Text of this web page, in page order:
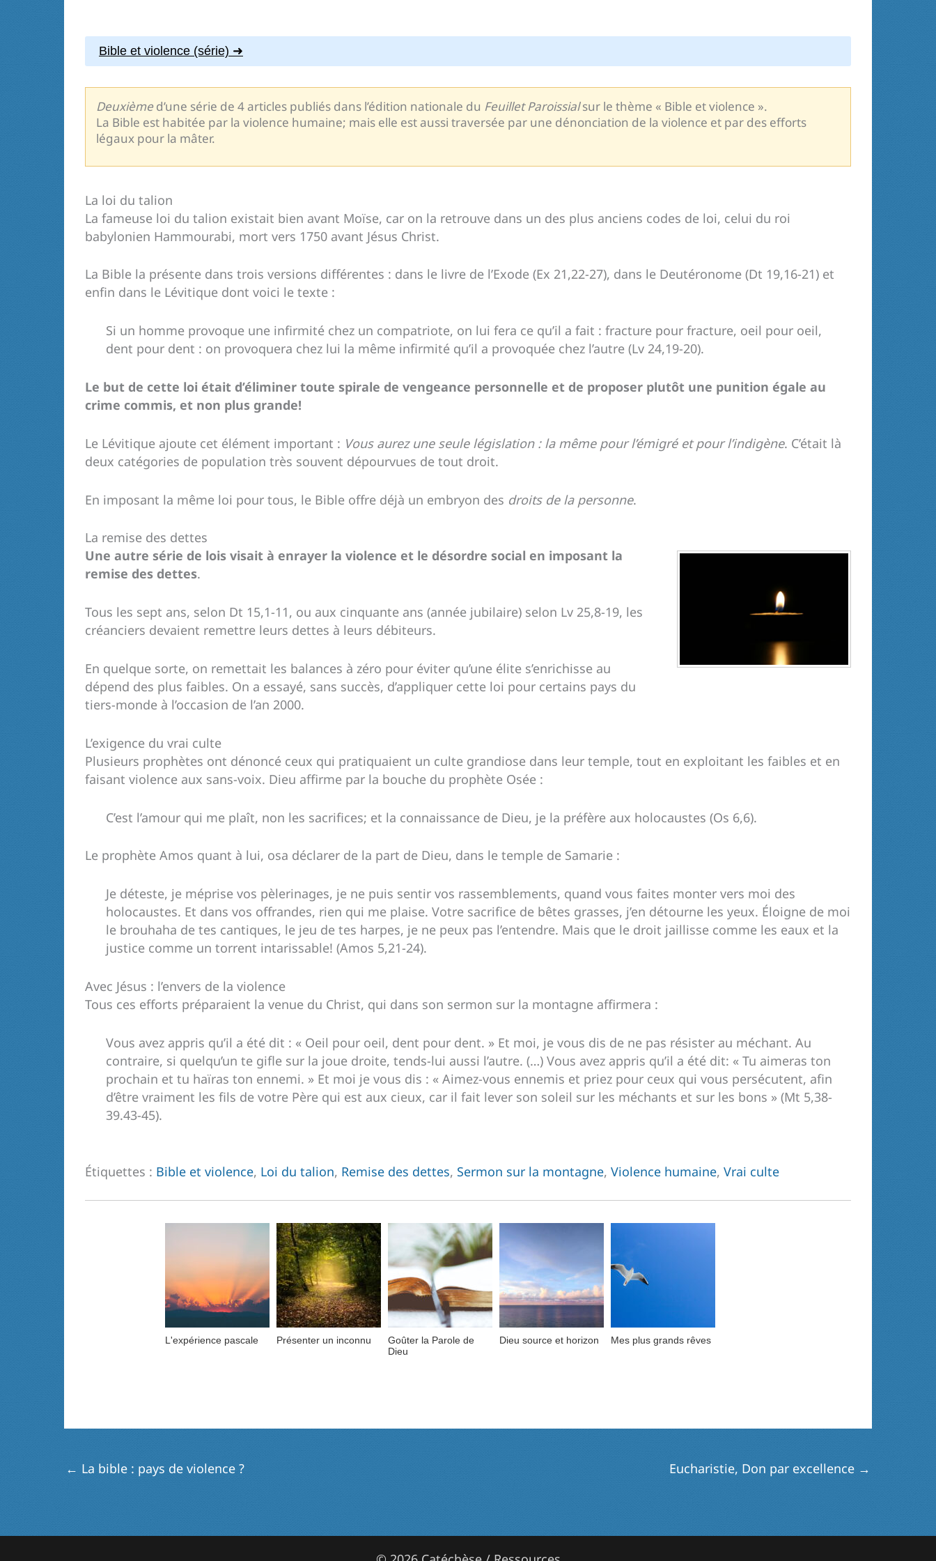
Bible et violence (série)
Deuxièmed’une série de 4 articles publiés dans l’édition nationale du Feuillet Paroissialsur le thème « Bible et violence ».
La Bible est habitée par la violence humaine; mais elle est aussi traversée par une dénonciation de la violence et par des efforts
légaux pour la mâter.
La loi du talion
La fameuse loi du talion existait bien avant Moïse, car on la retrouve dans un des plus anciens codes de loi, celui du roi
babylonien Hammourabi, mort vers 1750 avant Jésus Christ.
La Bible la présente dans trois versions différentes : dans le livre de l’Exode (Ex 21,22-27), dans le Deutéronome (Dt 19,16-21) et
enfin dans le Lévitique dont voici le texte :
Si un homme provoque une infirmité chez un compatriote, on lui fera ce qu’il a fait : fracture pour fracture, oeil pour oeil,
dent pour dent : on provoquera chez lui la même infirmité qu’il a provoquée chez l’autre (Lv 24,19-20).
Le but de cette loi était d’éliminer toute spirale de vengeance personnelle et de proposer plutôt une punition égale au
crime commis, et non plus grande!
Le Lévitique ajoute cet élément important : Vous aurez une seule législation : la même pour l’émigré et pour l’indigène. C’était là
deux catégories de population très souvent dépourvues de tout droit.
En imposant la même loi pour tous, le Bible offre déjà un embryon des droits de la personne.
La remise des dettes
Une autre série de lois visait à enrayer la violence et le désordre social en imposant la
remise des dettes.
Tous les sept ans, selon Dt 15,1-11, ou aux cinquante ans (année jubilaire) selon Lv 25,8-19, les
créanciers devaient remettre leurs dettes à leurs débiteurs.
En quelque sorte, on remettait les balances à zéro pour éviter qu’une élite s’enrichisse au
dépend des plus faibles. On a essayé, sans succès, d’appliquer cette loi pour certains pays du
tiers-monde à l’occasion de l’an 2000.
L’exigence du vrai culte
Plusieurs prophètes ont dénoncé ceux qui pratiquaient un culte grandiose dans leur temple, tout en exploitant les faibles et en
faisant violence aux sans-voix. Dieu affirme par la bouche du prophète Osée :
C’est l’amour qui me plaît, non les sacrifices; et la connaissance de Dieu, je la préfère aux holocaustes (Os 6,6).
Le prophète Amos quant à lui, osa déclarer de la part de Dieu, dans le temple de Samarie :
Je déteste, je méprise vos pèlerinages, je ne puis sentir vos rassemblements, quand vous faites monter vers moi des
holocaustes. Et dans vos offrandes, rien qui me plaise. Votre sacrifice de bêtes grasses, j’en détourne les yeux. Éloigne de moi
le brouhaha de tes cantiques, le jeu de tes harpes, je ne peux pas l’entendre. Mais que le droit jaillisse comme les eaux et la
justice comme un torrent intarissable! (Amos 5,21-24).
Avec Jésus : l’envers de la violence
Tous ces efforts préparaient la venue du Christ, qui dans son sermon sur la montagne affirmera :
Vous avez appris qu’il a été dit : « Oeil pour oeil, dent pour dent. » Et moi, je vous dis de ne pas résister au méchant. Au
contraire, si quelqu’un te gifle sur la joue droite, tends-lui aussi l’autre. (…) Vous avez appris qu’il a été dit: « Tu aimeras ton
prochain et tu haïras ton ennemi. » Et moi je vous dis : « Aimez-vous ennemis et priez pour ceux qui vous persécutent, afin
d’être vraiment les fils de votre Père qui est aux cieux, car il fait lever son soleil sur les méchants et sur les bons » (Mt 5,38-
39.43-45).
Étiquettes : Bible et violence, Loi du talion, Remise des dettes, Sermon sur la montagne, Violence humaine, Vrai culte
L'expérience pascale Présenter un inconnu
Goûter la Parole de
Dieu
Dieu source et horizon Mes plus grands rêves
← La bible : pays de violence ? Eucharistie, Don par excellence →